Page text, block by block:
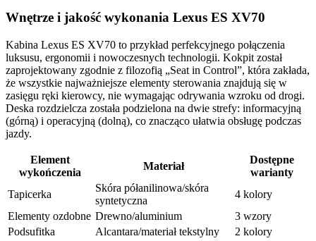
Wnętrze i jakość wykonania Lexus ES XV70
Kabina Lexus ES XV70 to przykład perfekcyjnego połączenia
luksusu, ergonomii i nowoczesnych technologii. Kokpit został
zaprojektowany zgodnie z filozofią „Seat in Control”, która zakłada,
że wszystkie najważniejsze elementy sterowania znajdują się w
zasięgu ręki kierowcy, nie wymagając odrywania wzroku od drogi.
Deska rozdzielcza została podzielona na dwie strefy: informacyjną
(górną) i operacyjną (dolną), co znacząco ułatwia obsługę podczas
jazdy.
Element
wykończenia
Materiał
Dostępne
warianty
Tapicerka
Skóra półanilinowa/skóra
syntetyczna
4 kolory
Elementy ozdobne Drewno/aluminium
3 wzory
Podsufitka
Alcantara/materiał tekstylny 2 kolory